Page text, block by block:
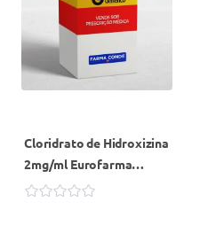
Cloridrato de Hidroxizina
2mg/ml Eurofarma
Genérico Solução Frasco